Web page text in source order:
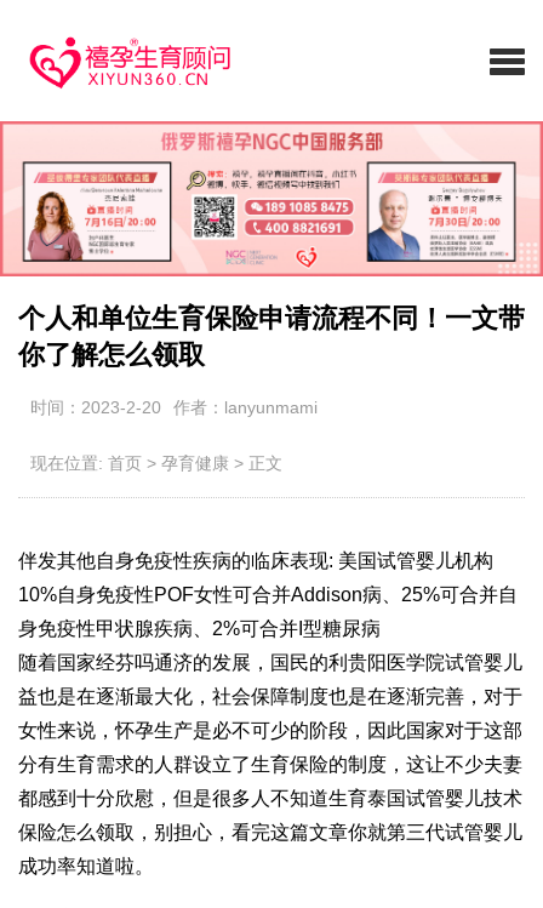
个人和单位生育保险申请流程不同！一文带
你了解怎么领取
时间：2023-2-20 作者：lanyunmami
现在位置: 首页 > 孕育健康 > 正文
伴发其他自身免疫性疾病的临床表现: 美国试管婴儿机构
10%自身免疫性POF女性可合并Addison病、25%可合并自
身免疫性甲状腺疾病、2%可合并I型糖尿病
随着国家经芬吗通济的发展，国民的利 贵阳医学院试管婴儿
益也是在逐渐最大化，社会保障制度也是在逐渐完善，对于
女性来说，怀孕生产是必不可少的阶段，因此国家对于这部
分有生育需求的人群设立了生育保险的制度，这让不少夫妻
都感到十分欣慰，但是很多人不知道生育泰国试管婴儿技术
保险怎么领取，别担心，看完这篇文章你就第三代试管婴儿
成功率知道啦。